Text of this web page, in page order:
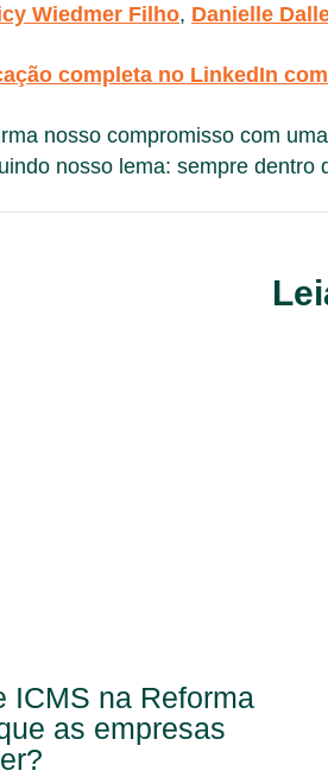
Wiedmer Filho, Danielle
completa no LinkedIn
nosso compromisso com
nosso lema: sempre dentro
ICMS na Reforma
as empresas